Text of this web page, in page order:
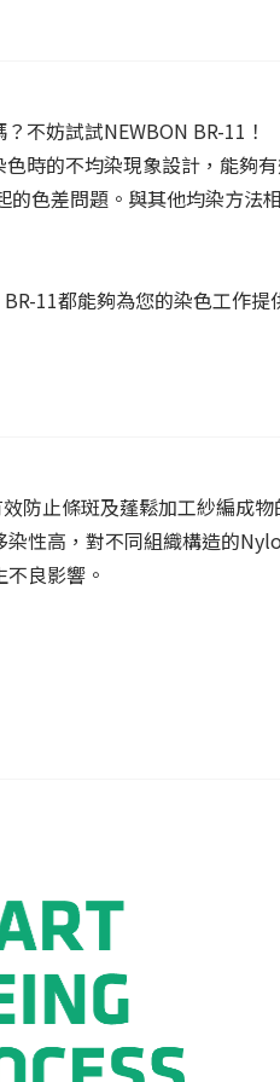
不妨試試NEWBON BR-11！
時的不均染現象設計，能夠
色差問題。與其他均染方法
11都能夠為您的染色工作提
防止條斑及蓬鬆加工紗編成
性高，對不同組織構造的
良影響。